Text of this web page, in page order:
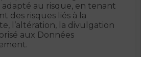
au risque, en tenant
des risques liés à la
l’altération, la divulgation
aux Données